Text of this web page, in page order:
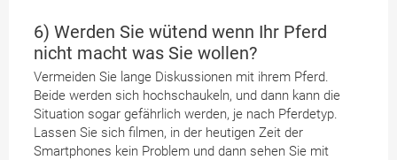
6) Werden Sie wütend wenn Ihr Pferd
nicht macht was Sie wollen?
Vermeiden Sie lange Diskussionen mit ihrem Pferd.
Beide werden sich hochschaukeln, und dann kann die
Situation sogar gefährlich werden, je nach Pferdetyp.
Lassen Sie sich filmen, in der heutigen Zeit der
Smartphones kein Problem und dann sehen Sie mit